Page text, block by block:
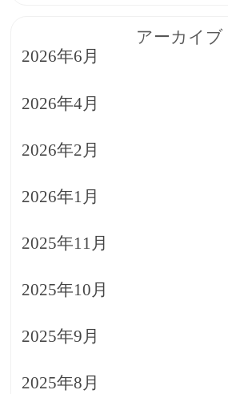
アーカイブ
2026年6月
2026年4月
2026年2月
2026年1月
2025年11月
2025年10月
2025年9月
2025年8月